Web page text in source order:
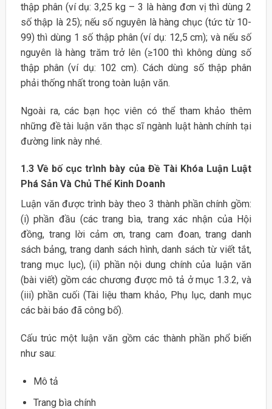
thập phân (ví dụ: 3,25 kg – 3 là hàng đơn vị thì dùng 2
số thập là 25); nếu số nguyên là hàng chục (tức từ 10-
99) thì dùng 1 số thập phân (ví dụ: 12,5 cm); và nếu số
nguyên là hàng trăm trở lên (≥100 thì không dùng số
thập phân (ví dụ: 102 cm). Cách dùng số thập phân
phải thống nhất trong toàn luận văn.
Ngoài ra, các bạn học viên có thể tham khảo thêm
những đề tài luận văn thạc sĩ ngành luật hành chính tại
đường link này nhé.
1.3 Về bố cục trình bày của Đề Tài Khóa Luận Luật
Phá Sản Và Chủ Thể Kinh Doanh
Luận văn được trình bày theo 3 thành phần chính gồm:
(i) phần đầu (các trang bìa, trang xác nhận của Hội
đồng, trang lời cảm ơn, trang cam đoan, trang danh
sách bảng, trang danh sách hình, danh sách từ viết tắt,
trang mục lục), (ii) phần nội dung chính của luận văn
(bài viết) gồm các chương được mô tả ở mục 1.3.2, và
(iii) phần cuối (Tài liệu tham khảo, Phụ lục, danh mục
các bài báo đã công bố).
Cấu trúc một luận văn gồm các thành phần phổ biến
như sau:
Mô tả
Trang bìa chính